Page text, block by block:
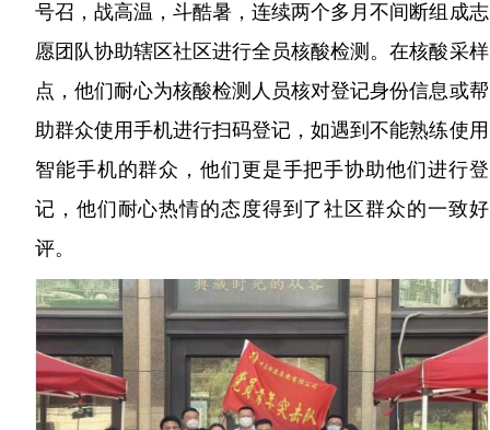
号召，战高温，斗酷暑，连续两个多月不间断组成志
愿团队协助辖区社区进行全员核酸检测。在核酸采样
点，他们耐心为核酸检测人员核对登记身份信息或帮
助群众使用手机进行扫码登记，如遇到不能熟练使用
智能手机的群众，他们更是手把手协助他们进行登
记，他们耐心热情的态度得到了社区群众的一致好
评。